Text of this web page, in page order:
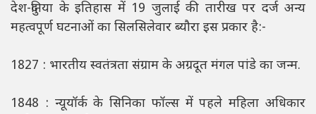
देश-दुनिया के इतिहास में 19 जुलाई की तारीख पर दर्ज अन्य
महत्वपूर्ण घटनाओं का सिलसिलेवार ब्यौरा इस प्रकार है:-
1827 : भारतीय स्वतंत्रता संग्राम के अग्रदूत मंगल पांडे का जन्‍म.
1848 : न्यूयॉर्क के सिनिका फॉल्स में पहले महिला अधिकार